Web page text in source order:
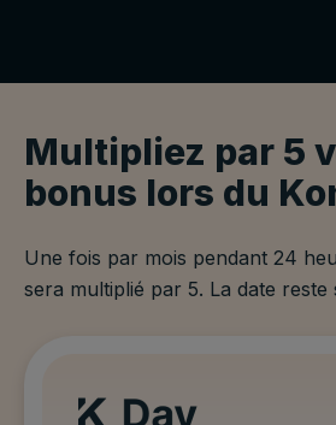
Multipliez par 5
bonus lors du
Une fois par mois pendant 24
sera multiplié par 5. La date reste